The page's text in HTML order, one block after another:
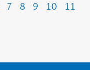
7 8 9 10
11